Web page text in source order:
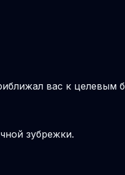
вас к целевым
зубрежки.